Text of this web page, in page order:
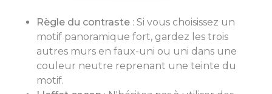
Règle du contraste : Si vous choisissez un
motif panoramique fort, gardez les trois
autres murs en faux-uni ou uni dans une
couleur neutre reprenant une teinte du
motif.